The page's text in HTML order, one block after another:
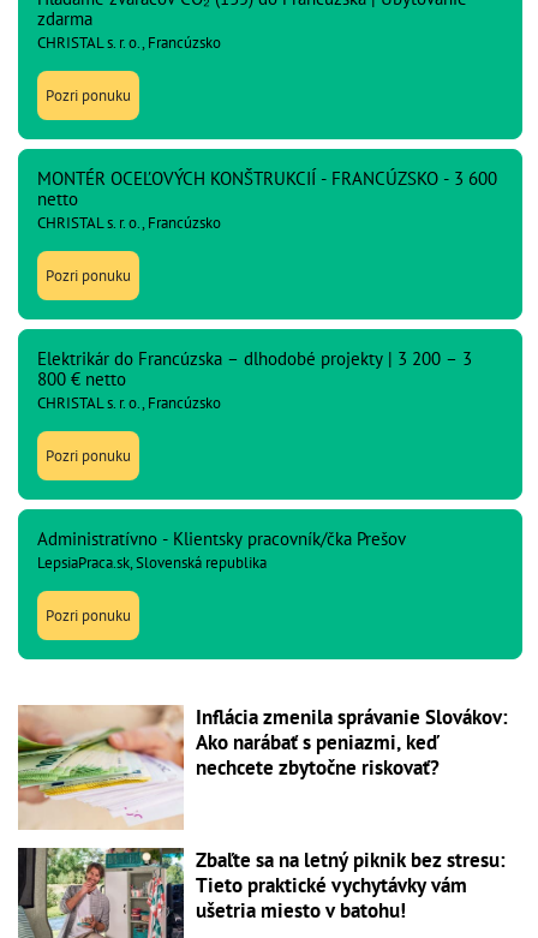
zdarma
CHRISTAL s. r. o., Francúzsko
Pozri ponuku
MONTÉR OCEĽOVÝCH KONŠTRUKCIÍ - FRANCÚZSKO - 3 600
netto
CHRISTAL s. r. o., Francúzsko
Pozri ponuku
Elektrikár do Francúzska – dlhodobé projekty | 3 200 – 3
800 € netto
CHRISTAL s. r. o., Francúzsko
Pozri ponuku
Administratívno - Klientsky pracovník/čka Prešov
LepsiaPraca.sk, Slovenská republika
Pozri ponuku
Inflácia zmenila správanie Slovákov:
Ako narábať s peniazmi, keď
nechcete zbytočne riskovať?
Zbaľte sa na letný piknik bez stresu:
Tieto praktické vychytávky vám
ušetria miesto v batohu!